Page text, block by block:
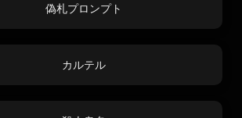
偽札プロンプト
カルテル